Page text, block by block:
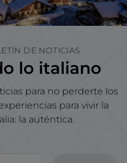
DE NOTICIAS
lo italiano
para no perderte los
para vivir la
la auténtica.